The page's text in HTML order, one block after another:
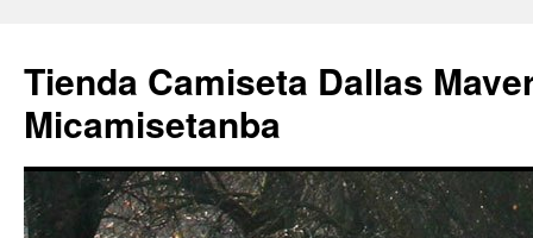
Tienda Camiseta Dallas
Micamisetanba